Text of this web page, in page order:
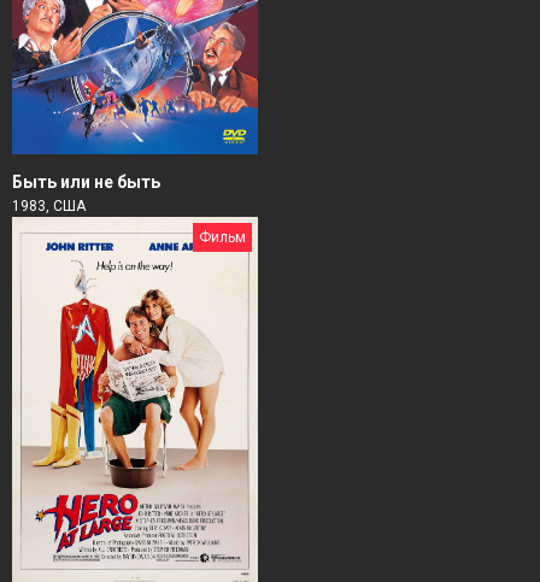
Быть или не быть
1983, США
Фильм